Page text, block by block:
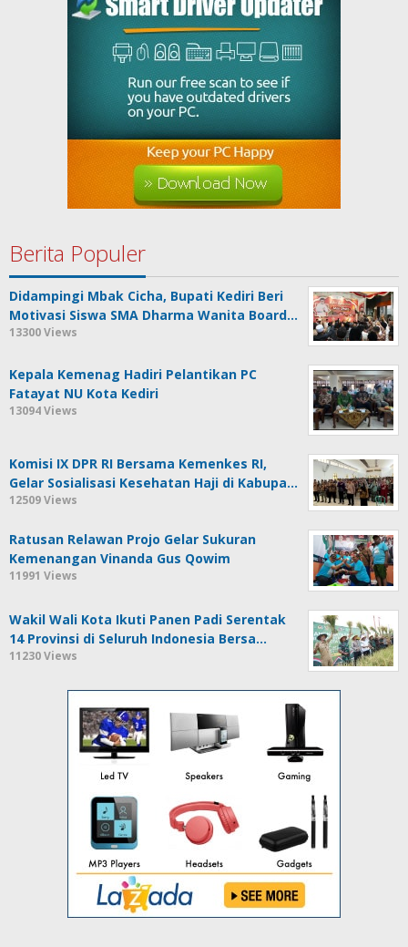
Berita Populer
Didampingi Mbak Cicha, Bupati Kediri Beri
Motivasi Siswa SMA Dharma Wanita Board…
13300 Views
Kepala Kemenag Hadiri Pelantikan PC
Fatayat NU Kota Kediri
13094 Views
Komisi IX DPR RI Bersama Kemenkes RI,
Gelar Sosialisasi Kesehatan Haji di Kabupa…
12509 Views
Ratusan Relawan Projo Gelar Sukuran
Kemenangan Vinanda Gus Qowim
11991 Views
Wakil Wali Kota Ikuti Panen Padi Serentak
14 Provinsi di Seluruh Indonesia Bersa…
11230 Views